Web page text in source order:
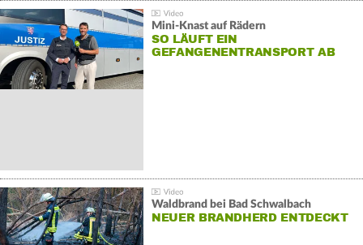
Mini-Knast auf Rädern
SO LÄUFT EIN
GEFANGENENTRANSPORT AB
Waldbrand bei Bad Schwalbach
NEUER BRANDHERD ENTDECKT